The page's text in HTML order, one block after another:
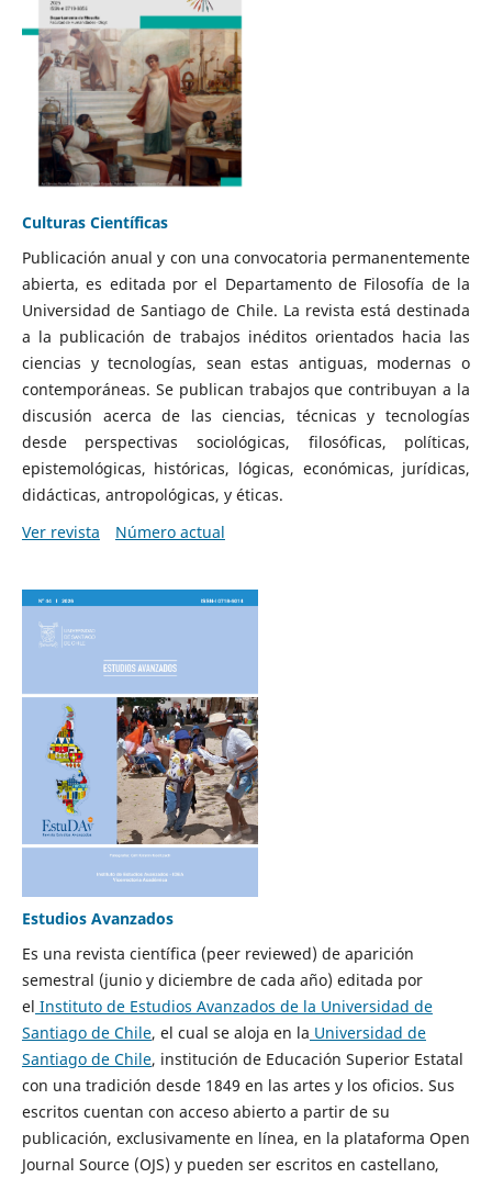
Culturas Científicas
Publicación anual y con una convocatoria permanentemente
abierta, es editada por el Departamento de Filosofía de la
Universidad de Santiago de Chile. La revista está destinada
a la publicación de trabajos inéditos orientados hacia las
ciencias y tecnologías, sean estas antiguas, modernas o
contemporáneas. Se publican trabajos que contribuyan a la
discusión acerca de las ciencias, técnicas y tecnologías
desde perspectivas sociológicas, filosóficas, políticas,
epistemológicas, históricas, lógicas, económicas, jurídicas,
didácticas, antropológicas, y éticas.
Ver revista
Número actual
Estudios Avanzados
Es una revista científica (peer reviewed) de aparición
semestral (junio y diciembre de cada año) editada por
el Instituto de Estudios Avanzados de la Universidad de
Santiago de Chile, el cual se aloja en la Universidad de
Santiago de Chile, institución de Educación Superior Estatal
con una tradición desde 1849 en las artes y los oficios. Sus
escritos cuentan con acceso abierto a partir de su
publicación, exclusivamente en línea, en la plataforma Open
Journal Source (OJS) y pueden ser escritos en castellano,